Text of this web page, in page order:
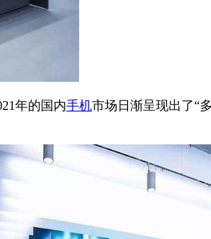
年的国内手机市场日渐呈现出了“